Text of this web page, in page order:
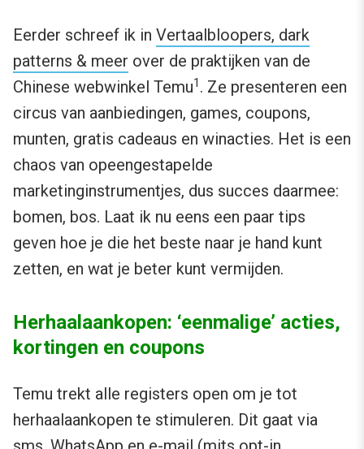
Eerder schreef ik in Vertaalbloopers, dark
patterns & meer over de praktijken van de
Chinese webwinkel Temu1 . Ze presenteren een
circus van aanbiedingen, games, coupons,
munten, gratis cadeaus en winacties. Het is een
chaos van opeengestapelde
marketinginstrumentjes, dus succes daarmee:
bomen, bos. Laat ik nu eens een paar tips
geven hoe je die het beste naar je hand kunt
zetten, en wat je beter kunt vermijden.
Herhaalaankopen: ‘eenmalige’ acties,
kortingen en coupons
Temu trekt alle registers open om je tot
herhaalaankopen te stimuleren. Dit gaat via